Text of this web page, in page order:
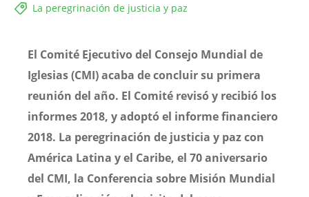
La peregrinación de justicia y paz
El Comité Ejecutivo del Consejo Mundial de
Iglesias (CMI) acaba de concluir su primera
reunión del año. El Comité revisó y recibió los
informes 2018, y adoptó el informe financiero
2018. La peregrinación de justicia y paz con
América Latina y el Caribe, el 70 aniversario
del CMI, la Conferencia sobre Misión Mundial